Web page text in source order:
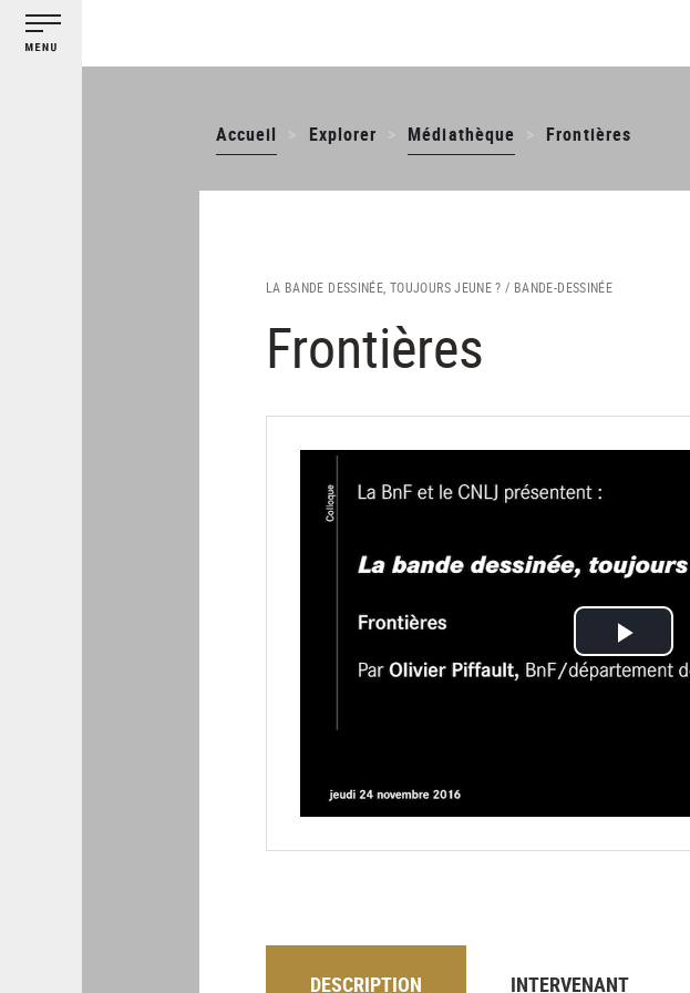
contenu
Accueil
Explorer Médiathèque Frontières
LA BANDE DESSINÉE, TOUJOURS JEUNE ? / BANDE-DESSINÉE
Frontières
Lire
DESCRIPTION INTERVENANT
Gestion des cookies